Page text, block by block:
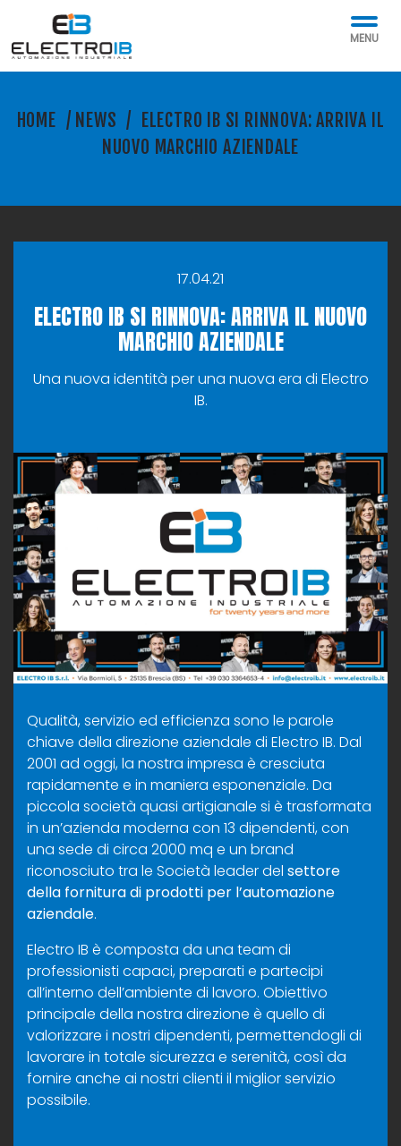
MENU
HOME / NEWS / ELECTRO IB SI RINNOVA: ARRIVA IL
NUOVO MARCHIO AZIENDALE
17.04.21
ELECTRO IB SI RINNOVA: ARRIVA IL NUOVO
MARCHIO AZIENDALE
Una nuova identità per una nuova era di Electro
IB.
Qualità, servizio ed efficienza sono le parole
chiave della direzione aziendale di Electro IB. Dal
2001 ad oggi, la nostra impresa è cresciuta
rapidamente e in maniera esponenziale. Da
piccola società quasi artigianale si è trasformata
in un’azienda moderna con 13 dipendenti, con
una sede di circa 2000 mq e un brand
riconosciuto tra le Società leader del settore
della fornitura di prodotti per l’automazione
aziendale.
Electro IB è composta da una team di
professionisti capaci, preparati e partecipi
all’interno dell’ambiente di lavoro. Obiettivo
principale della nostra direzione è quello di
valorizzare i nostri dipendenti, permettendogli di
lavorare in totale sicurezza e serenità, così da
fornire anche ai nostri clienti il miglior servizio
possibile.